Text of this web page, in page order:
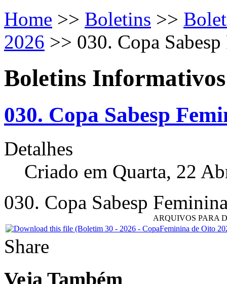
Home >> Boletins >>
2026 >> 030. Copa
Boletins Informativos
030. Copa Sabesp
Detalhes
Criado em Quarta, 22
030. Copa Sabesp
ARQUIVOS PARA
Share
Veja Também